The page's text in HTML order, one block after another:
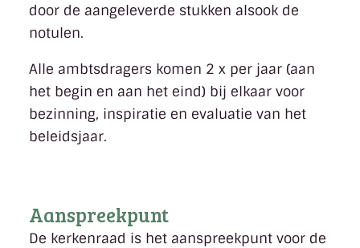
door de aangeleverde stukken alsook de
notulen.
Alle ambtsdragers komen 2 x per jaar (aan
het begin en aan het eind) bij elkaar voor
bezinning, inspiratie en evaluatie van het
beleidsjaar.
Aanspreekpunt
De kerkenraad is het aanspreekpunt voor de